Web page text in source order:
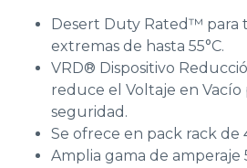
Desert Duty Rated™ para
extremas de hasta 55°C.
VRD® Dispositivo
reduce el Voltaje en Vacío
seguridad.
Se ofrece en pack rack de
Amplia gama de amperaje